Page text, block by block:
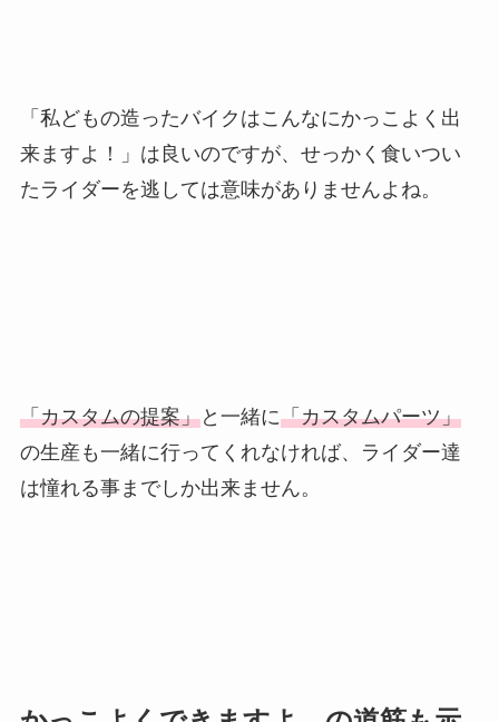
「私どもの造ったバイクはこんなにかっこよく出
来ますよ！」は良いのですが、せっかく食いつい
たライダーを逃しては意味がありませんよね。
「カスタムの提案」と一緒に「カスタムパーツ」
の生産も一緒に行ってくれなければ、ライダー達
は憧れる事までしか出来ません。